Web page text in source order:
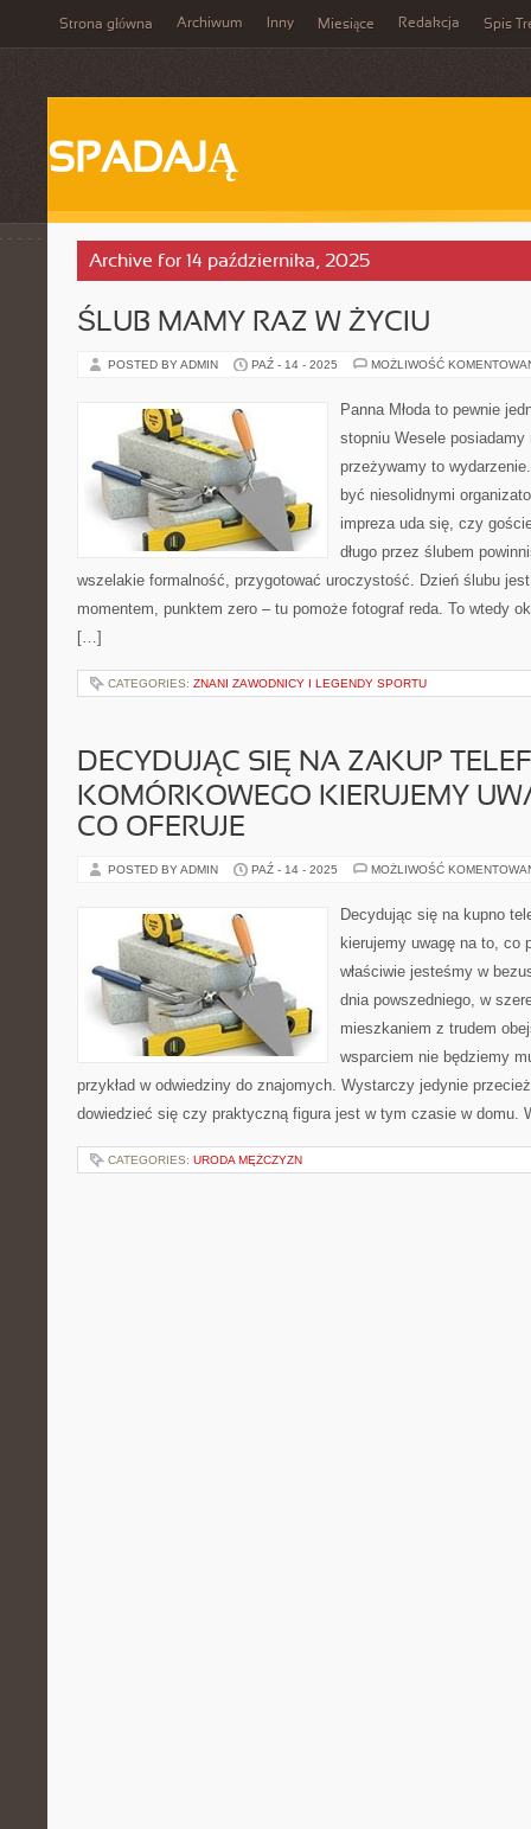
Strona główna Archiwum Inny Miesiące Redakcja Spis
SPADAJĄ
Archive for 14 października, 2025
ŚLUB MAMY RAZ W ŻYCIU
POSTED BY ADMIN PAŹ - 14 - 2025 MOŻLIWOŚĆ
Panna Młoda to pewnie
stopniu Wesele posiadamy
przeżywamy to
być niesolidnymi
impreza uda się, czy
długo przez ślubem
wszelakie formalność, przygotować uroczystość. Dzień ślubu
momentem, punktem zero – tu pomoże fotograf reda. To wtedy
[…]
CATEGORIES: ZNANI ZAWODNICY I LEGENDY SPORTU
DECYDUJĄC SIĘ NA ZAKUP
KOMÓRKOWEGO KIERUJEMY
CO OFERUJE
POSTED BY ADMIN PAŹ - 14 - 2025 MOŻLIWOŚĆ
Decydując się na kupno
kierujemy uwagę na to, co
właściwie jesteśmy w
dnia powszedniego, w
mieszkaniem z trudem
wsparciem nie będziemy
przykład w odwiedziny do znajomych. Wystarczy jedynie
dowiedzieć się czy praktyczną figura jest w tym czasie w domu.
CATEGORIES: URODA MĘŻCZYZN